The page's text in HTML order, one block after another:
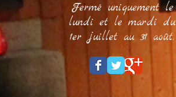
Fermé uniquement le
lundi et le mardi du
1er juillet au 31 août.